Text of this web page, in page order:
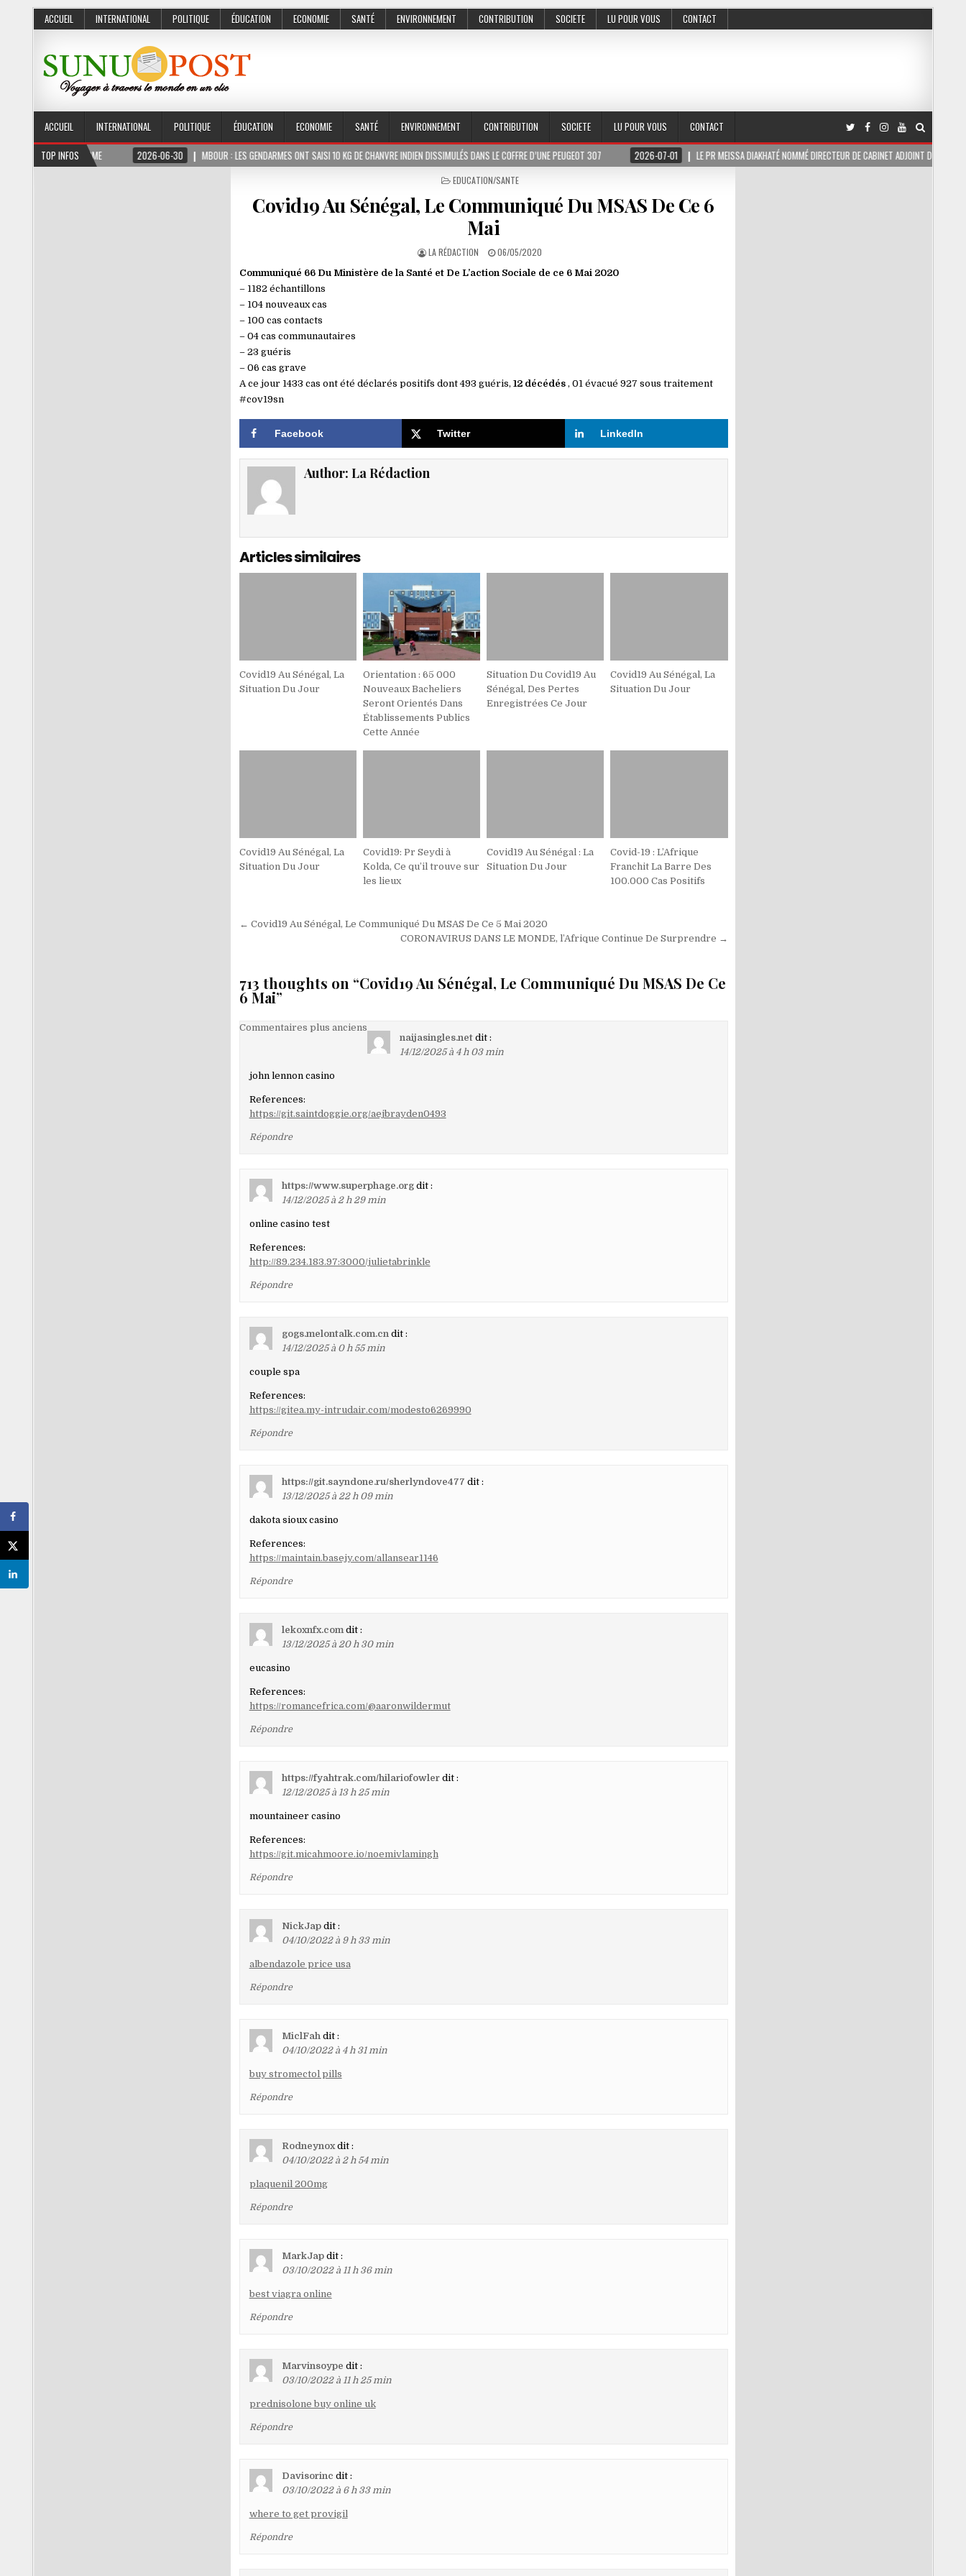
ACCUEIL INTERNATIONAL POLITIQUE ÉDUCATION ECONOMIE SANTÉ ENVIRONNEMENT CONTRIBUTION SOCIETE LU POUR VOUS CONTACT
ACCUEIL INTERNATIONAL POLITIQUE ÉDUCATION ECONOMIE SANTÉ ENVIRONNEMENT CONTRIBUTION SOCIETE LU POUR VOUS
CONTACT
TOP INFOS
MOIS FERME 2026-06-30 MBOUR : LES GENDARMES ONT SAISI 10 KG DE CHANVRE INDIEN DISSIMULÉS DANS LE COFFRE D’UNE PEUGEOT 307 2026-07-01 LE PR MEISSA DIAKHATÉ NOMMÉ DIRECTEUR DE CABINET ADJOINT DU PRÉSIDENT DE LA
POSTED
EDUCATION/SANTE
Covid19 Au Sénégal, Le Communiqué Du MSAS De Ce 6
Mai
LA RÉDACTION 06/05/2020
Communiqué 66 Du Ministère de la Santé et De L’action Sociale de ce 6 Mai 2020
– 1182 échantillons
– 104 nouveaux cas
– 100 cas contacts
– 04 cas communautaires
– 23 guéris
– 06 cas grave
A ce jour 1433 cas ont été déclarés positifs dont 493 guéris, 12 décédés, 01 évacué 927 sous traitement
#cov19sn
Facebook Twitter LinkedIn
Author: La Rédaction
Articles similaires
Covid19 Au Sénégal, La
Situation Du Jour
Orientation : 65 000
Nouveaux Bacheliers
Seront Orientés Dans
Établissements Publics
Cette Année
Situation Du Covid19 Au
Sénégal, Des Pertes
Enregistrées Ce Jour
Covid19 Au Sénégal, La
Situation Du Jour
Covid19 Au Sénégal, La
Situation Du Jour
Covid19: Pr Seydi à
Kolda, Ce qu’il trouve sur
les lieux
Covid19 Au Sénégal : La
Situation Du Jour
Covid-19 : L’Afrique
Franchit La Barre Des
100.000 Cas Positifs
Navigation
← Covid19 Au Sénégal, Le Communiqué Du MSAS De Ce 5 Mai 2020
CORONAVIRUS DANS LE MONDE, l’Afrique Continue De Surprendre →
713 thoughts on “Covid19 Au Sénégal, Le Communiqué Du MSAS De Ce
6 Mai”
Navigation
les
commentaires
Commentaires plus anciens
naijasingles.net dit :
14/12/2025 à 4 h 03 min
john lennon casino
References:
https://git.saintdoggie.org/aejbrayden0493
Répondre
https://www.superphage.org dit :
14/12/2025 à 2 h 29 min
online casino test
References:
http://89.234.183.97:3000/julietabrinkle
Répondre
gogs.melontalk.com.cn dit :
14/12/2025 à 0 h 55 min
couple spa
References:
https://gitea.my-intrudair.com/modesto6269990
Répondre
https://git.sayndone.ru/sherlyndove477 dit :
13/12/2025 à 22 h 09 min
dakota sioux casino
References:
https://maintain.basejy.com/allansear1146
Répondre
lekoxnfx.com dit :
13/12/2025 à 20 h 30 min
eucasino
References:
https://romancefrica.com/@aaronwildermut
Répondre
https://fyahtrak.com/hilariofowler dit :
12/12/2025 à 13 h 25 min
mountaineer casino
References:
https://git.micahmoore.io/noemivlamingh
Répondre
NickJap dit :
04/10/2022 à 9 h 33 min
albendazole price usa
Répondre
MiclFah dit :
04/10/2022 à 4 h 31 min
buy stromectol pills
Répondre
Rodneynox dit :
04/10/2022 à 2 h 54 min
plaquenil 200mg
Répondre
MarkJap dit :
03/10/2022 à 11 h 36 min
best viagra online
Répondre
Marvinsoype dit :
03/10/2022 à 11 h 25 min
prednisolone buy online uk
Répondre
Davisorinc dit :
03/10/2022 à 6 h 33 min
where to get provigil
Répondre